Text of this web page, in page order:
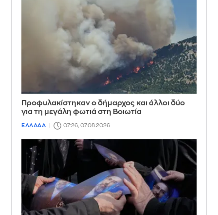
Προφυλακίστηκαν ο δήμαρχος και άλλοι δύο
για τη μεγάλη φωτιά στη Βοιωτία
ΕΛΛΑΔΑ 07:26, 07.08.2026